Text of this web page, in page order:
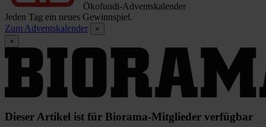
Ökofundi-Adventskalender
Jeden Tag ein neues Gewinnspiel.
Zum Adventskalender
×
×
Dieser Artikel ist für Biorama-Mitglieder verfügbar